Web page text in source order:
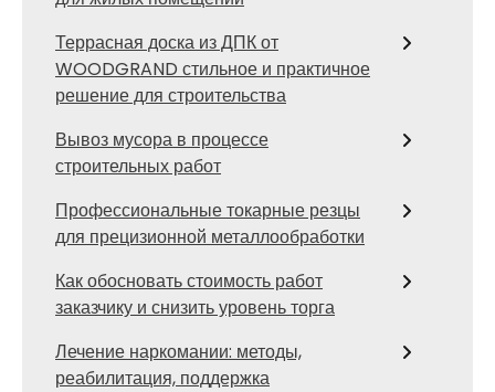
Террасная доска из ДПК от
WOODGRAND стильное и практичное
решение для строительства
Вывоз мусора в процессе
строительных работ
Профессиональные токарные резцы
для прецизионной металлообработки
Как обосновать стоимость работ
заказчику и снизить уровень торга
Лечение наркомании: методы,
реабилитация, поддержка